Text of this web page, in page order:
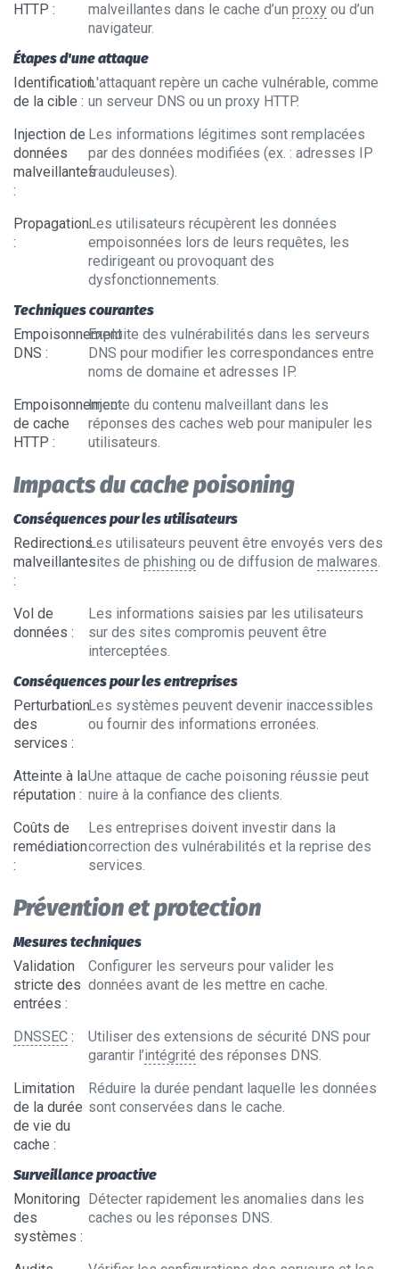
HTTP :
malveillantes dans le cache d’un proxyou d’un
navigateur.
Étapes d'une attaque
Identification
de la cible :
L'attaquant repère un cache vulnérable, comme
un serveur DNS ou un proxy HTTP.
Injection de
données
malveillantes
:
Les informations légitimes sont remplacées
par des données modifiées (ex. : adresses IP
frauduleuses).
Propagation
:
Les utilisateurs récupèrent les données
empoisonnées lors de leurs requêtes, les
redirigeant ou provoquant des
dysfonctionnements.
Techniques courantes
Empoisonnement
DNS :
Exploite des vulnérabilités dans les serveurs
DNS pour modifier les correspondances entre
noms de domaine et adresses IP.
Empoisonnement
de cache
HTTP :
Injecte du contenu malveillant dans les
réponses des caches web pour manipuler les
utilisateurs.
Impacts du cache poisoning
Conséquences pour les utilisateurs
Redirections
malveillantes
:
Les utilisateurs peuvent être envoyés vers des
sites de phishing ou de diffusion de malwares.
Vol de
données :
Les informations saisies par les utilisateurs
sur des sites compromis peuvent être
interceptées.
Conséquences pour les entreprises
Perturbation
des
services :
Les systèmes peuvent devenir inaccessibles
ou fournir des informations erronées.
Atteinte à la
réputation :
Une attaque de cache poisoning réussie peut
nuire à la confiance des clients.
Coûts de
remédiation
:
Les entreprises doivent investir dans la
correction des vulnérabilités et la reprise des
services.
Prévention et protection
Mesures techniques
Validation
stricte des
entrées :
Configurer les serveurs pour valider les
données avant de les mettre en cache.
DNSSEC :
Utiliser des extensions de sécurité DNS pour
garantir l’intégrité des réponses DNS.
Limitation
de la durée
de vie du
cache :
Réduire la durée pendant laquelle les données
sont conservées dans le cache.
Surveillance proactive
Monitoring
des
systèmes :
Détecter rapidement les anomalies dans les
caches ou les réponses DNS.